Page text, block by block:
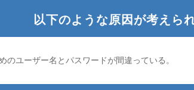
以下のような原因が考えら
のユーザー名とパスワードが間違っている。